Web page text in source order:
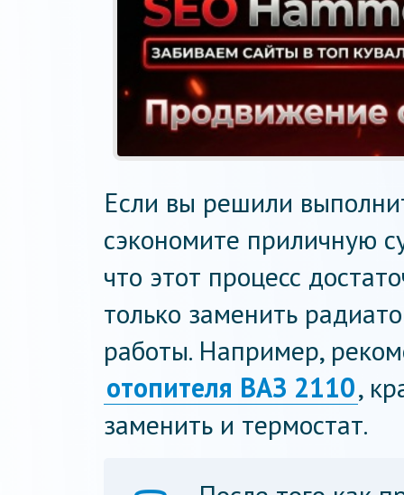
Если вы решили
сэкономите приличную
что этот процесс
только заменить
работы. Например,
отопителя ВАЗ 2110,
заменить и термостат.